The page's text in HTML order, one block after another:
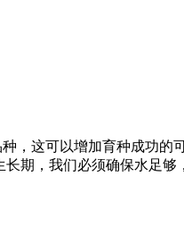
，这可以增加育种成功的
期，我们必须确保水足